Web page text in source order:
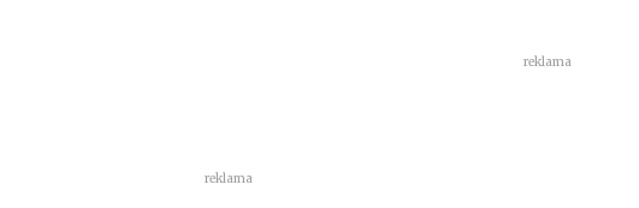
reklama
reklama